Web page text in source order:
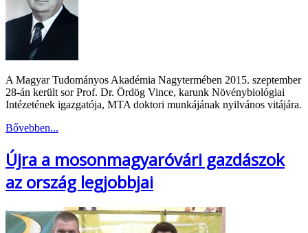
A Magyar Tudományos Akadémia Nagytermében 2015. szeptember
28-án került sor Prof. Dr. Ördög Vince, karunk Növénybiológiai
Intézetének igazgatója, MTA doktori munkájának nyilvános vitájára.
Bővebben...
Újra a mosonmagyaróvári gazdászok
az ország legjobbjai